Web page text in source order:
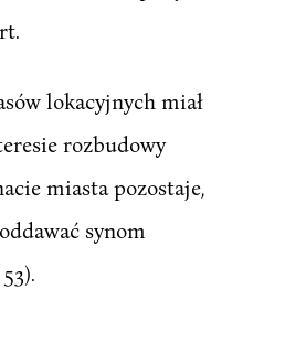
lokacyjnych miał
rozbudowy
miasta pozostaje,
synom